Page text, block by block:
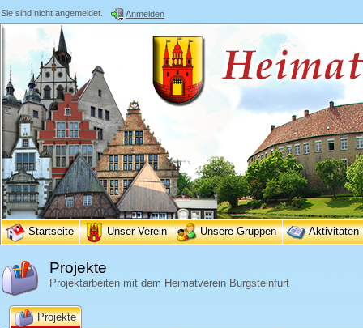
Sie sind nicht angemeldet. Anmelden
Startseite Unser Verein Unsere Gruppen Aktivitäten
Projekte
Projektarbeiten mit dem Heimatverein Burgsteinfurt
Projekte